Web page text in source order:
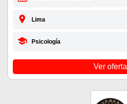
Lima
Psicología
Ver oferta